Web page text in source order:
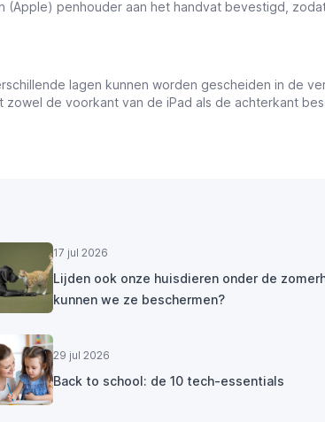
(Apple) penhouder aan het handvat bevestigd,
lagen kunnen worden gescheiden in de
de voorkant van de iPad als de achterkant
17 jul 2026
Lijden ook onze huisdieren onder de
kunnen we ze beschermen?
29 jul 2026
Back to school: de 10 tech-essentials